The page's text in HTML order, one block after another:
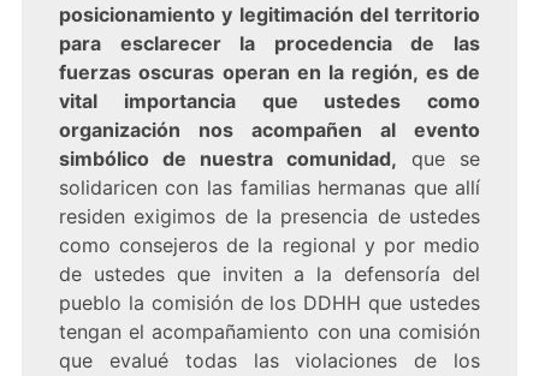
posicionamiento y legitimación del territorio
para esclarecer la procedencia de las
fuerzas oscuras operan en la región, es de
vital importancia que ustedes como
organización nos acompañen al evento
simbólico de nuestra comunidad, que se
solidaricen con las familias hermanas que allí
residen exigimos de la presencia de ustedes
como consejeros de la regional y por medio
de ustedes que inviten a la defensoría del
pueblo la comisión de los DDHH que ustedes
tengan el acompañamiento con una comisión
que evalué todas las violaciones de los